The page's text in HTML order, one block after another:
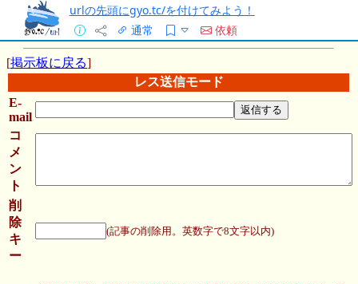
urlの先頭にgyo.tc/を付けてみよう！
通常
依頼